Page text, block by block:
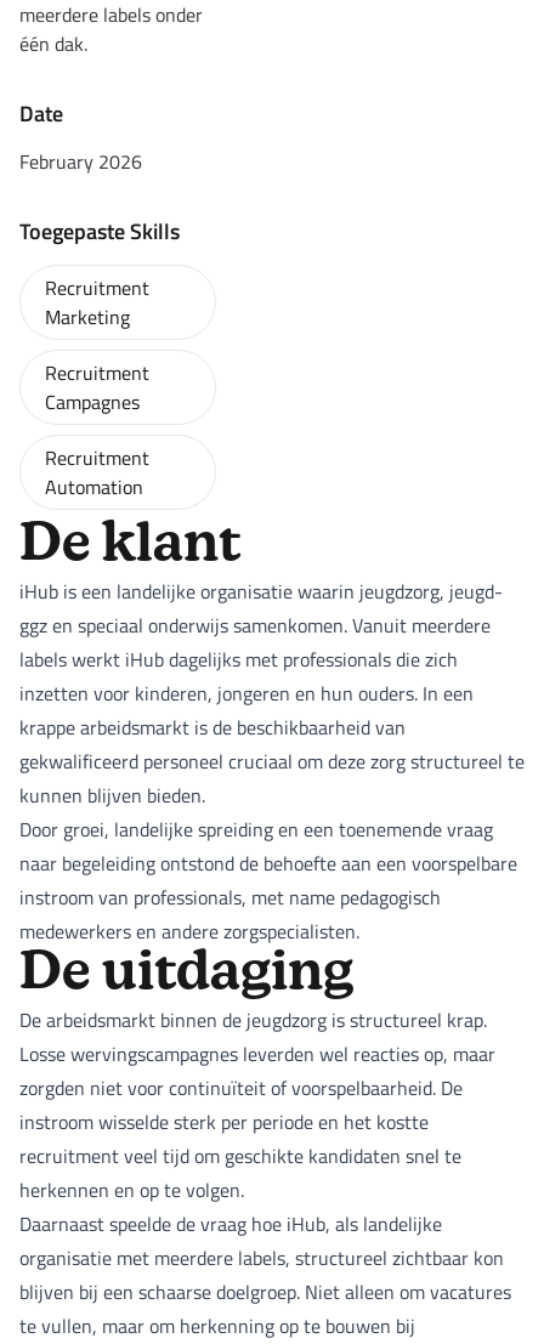
meerdere labels onder
één dak.
Date
February 2026
Toegepaste Skills
Recruitment
Marketing
Recruitment
Campagnes
Recruitment
Automation
De klant
iHub is een landelijke organisatie waarin jeugdzorg, jeugd-
ggz en speciaal onderwijs samenkomen. Vanuit meerdere
labels werkt iHub dagelijks met professionals die zich
inzetten voor kinderen, jongeren en hun ouders. In een
krappe arbeidsmarkt is de beschikbaarheid van
gekwalificeerd personeel cruciaal om deze zorg structureel te
kunnen blijven bieden.
Door groei, landelijke spreiding en een toenemende vraag
naar begeleiding ontstond de behoefte aan een voorspelbare
instroom van professionals, met name pedagogisch
medewerkers en andere zorgspecialisten.
De uitdaging
De arbeidsmarkt binnen de jeugdzorg is structureel krap.
Losse wervingscampagnes leverden wel reacties op, maar
zorgden niet voor continuïteit of voorspelbaarheid. De
instroom wisselde sterk per periode en het kostte
recruitment veel tijd om geschikte kandidaten snel te
herkennen en op te volgen.
Daarnaast speelde de vraag hoe iHub, als landelijke
organisatie met meerdere labels, structureel zichtbaar kon
blijven bij een schaarse doelgroep. Niet alleen om vacatures
te vullen, maar om herkenning op te bouwen bij